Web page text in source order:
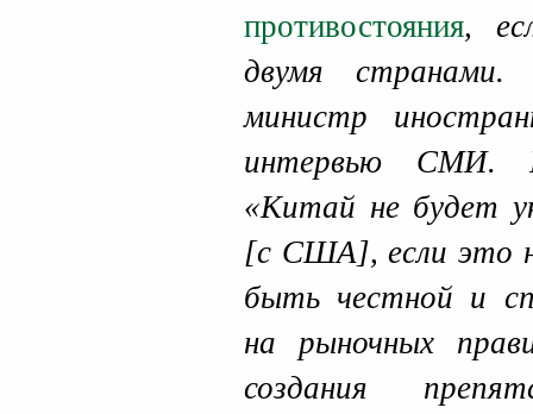
противостояния,
двумя
министр
интервью СМИ.
«Китай не будет
[с США], если это
быть честной и
на рыночных
создания